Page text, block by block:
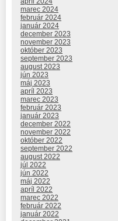
marec 2024
február 2024
január 2024
december 2023
november 2023
október 2023
september 2023
august 2023
jún 2023
máj 2023
apríl 2023
marec 2023
február 2023
január 2023
december 2022
november 2022
október 2022
september 2022
august 2022
júl 2022
jún 2022
máj 2022
apríl 2022
marec 2022
február 2022
január 2022